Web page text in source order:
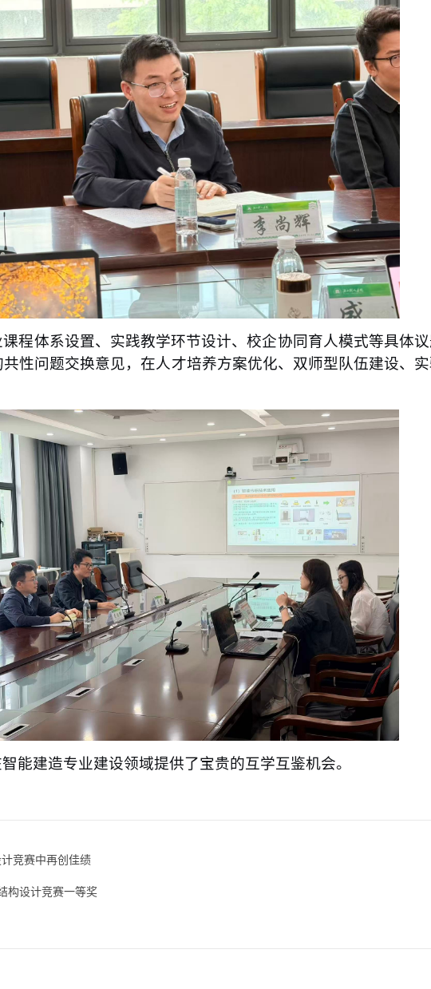
程体系设置、实践教学环节设计、校企协同育人模式等具体
性问题交换意见，在人才培养方案优化、双师型队伍建设、
能建造专业建设领域提供了宝贵的互学互鉴机会。
竞赛中再创佳绩
构设计竞赛一等奖